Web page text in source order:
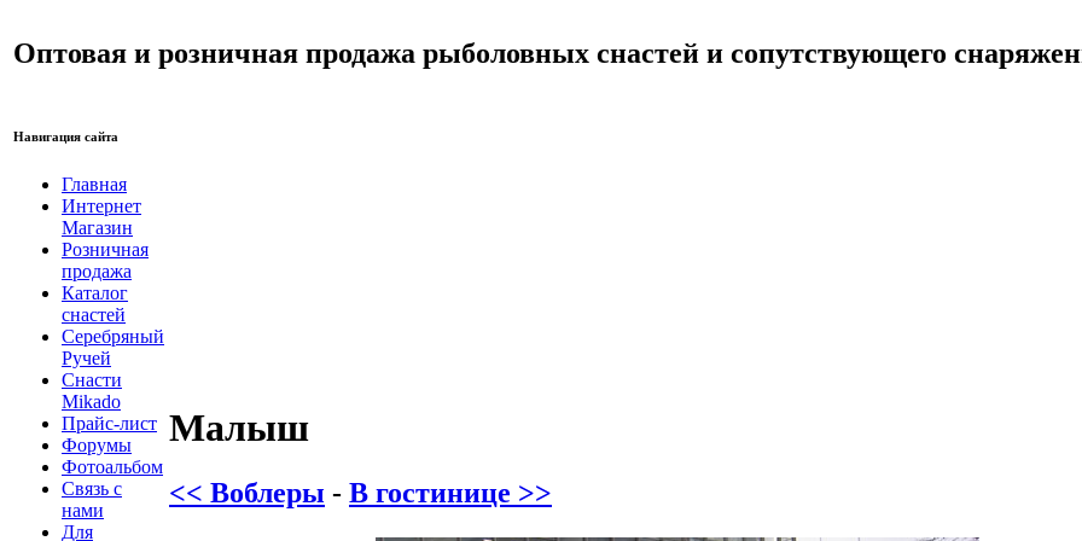
Оптовая и розничная продажа рыболовных снастей и сопутствующего
Навигация сайта
Главная
Интернет
Магазин
Розничная
продажа
Каталог
снастей
Серебряный
Ручей
Снасти
Mikado
Прайс-лист
Форумы
Фотоальбом
Связь с
нами
Для
Малыш
<< Воблеры - В гостинице >>